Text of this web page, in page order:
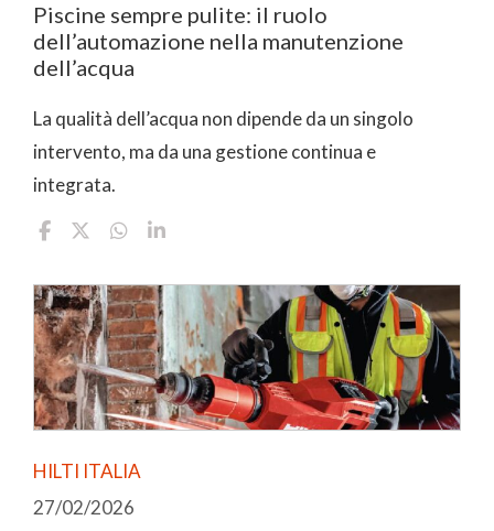
Piscine sempre pulite: il ruolo
dell’automazione nella manutenzione
dell’acqua
La qualità dell’acqua non dipende da un singolo
intervento, ma da una gestione continua e
integrata.
HILTI ITALIA
27/02/2026